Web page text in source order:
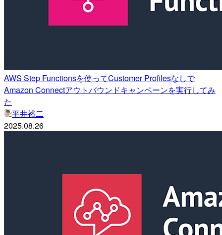
AWS Step Functionsを使ってCustomer Profilesなしで
Amazon Connectアウトバウンドキャンペーンを実行してみ
た
平井裕二
2025.08.26